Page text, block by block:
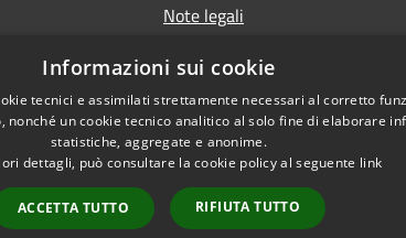
Note legali
Dichiarazione di accessibilità
Informazioni sui cookie
tecnici e assimilati strettamente necessari al corretto
nonché un cookie tecnico analitico al solo fine di elaborare
statistiche, aggregate e anonime.
dettagli, può consultare la cookie policy al seguente link
ACCETTA TUTTO RIFIUTA TUTTO